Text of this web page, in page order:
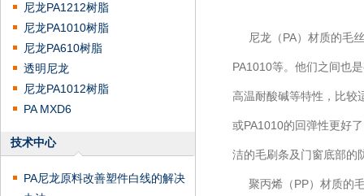
尼龙PA1212树脂
尼龙PA1010树脂
尼龙PA610树脂
透明尼龙
尼龙PA1012树脂
PA MXD6
技术中心
PA尼龙原料改善塑件白线的解决
尼龙（PA）材质的毛丝
PA1010等。他们之间也
高温耐酸碱等特性，比较
或PA1010的回弹性更好
洁的毛刷条及门窗底部的
聚丙烯（PP）材质的毛